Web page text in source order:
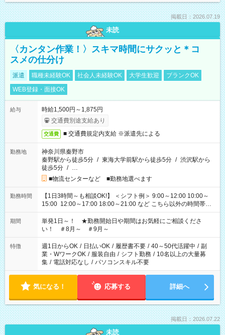
掲載日：2026.07.19
未読
〈カンタン作業！〉スキマ時間にサクッと＊コ
スメの仕分け
派遣 職種未経験OK 社会人未経験OK 大学生歓迎
ブランクOK
WEB登録・面接OK
給与
時給1,500円～1,875円
交通費別途支給あり
交通費 ■ 交通費規定内支給 ※派遣先による
勤務地
神奈川県秦野市
秦野駅から徒歩5分 / 東海大学前駅から徒歩5分 / 渋沢駅から
徒歩5分 / …
■物流センターなど ■勤務地選べます
勤務時間
【1日3時間～も相談OK!】 ＜シフト例＞ 9:00～12:00 10:00～
15:00 12:00～17:00 18:00～21:00 など こちら以外の時間帯も
お気軽にご相談ください！
期間
単発1日～！ ★勤務開始日や期間はお気軽にご相談くださ
い！ ＃8月～ ＃9月～
特徴 週1日からOK / 日払いOK / 履歴書不要 / 40～50代活躍中 / 副
業・WワークOK / 服装自由 / シフト勤務 / 10名以上の大量募
集 / 電話対応なし / パソコンスキル不要
気になる！ 応募する 詳細へ
掲載日：2026.07.22
未読